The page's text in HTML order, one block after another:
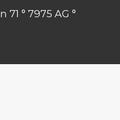
° 7975 AG °